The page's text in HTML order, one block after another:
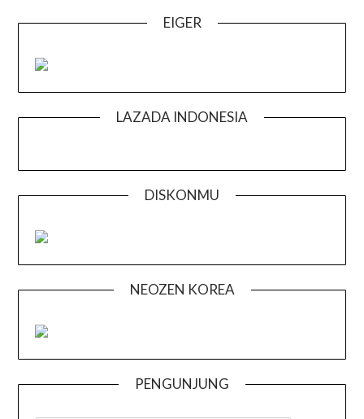
EIGER
LAZADA INDONESIA
DISKONMU
NEOZEN KOREA
PENGUNJUNG